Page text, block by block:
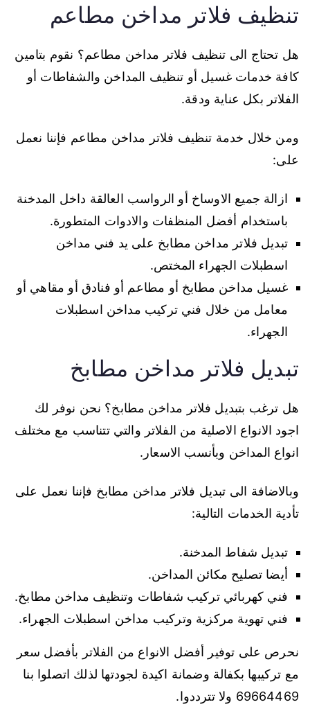
تنظيف فلاتر مداخن مطاعم
هل تحتاج الى تنظيف فلاتر مداخن مطاعم؟ نقوم بتامين
كافة خدمات غسيل أو تنظيف المداخن والشفاطات أو
الفلاتر بكل عناية ودقة.
ومن خلال خدمة تنظيف فلاتر مداخن مطاعم فإننا نعمل
على:
ازالة جميع الاوساخ أو الرواسب العالقة داخل المدخنة
باستخدام أفضل المنظفات والادوات المتطورة.
تبديل فلاتر مداخن مطابخ على يد فني مداخن
اسطبلات الجهراء المختص.
غسيل مداخن مطابخ أو مطاعم أو فنادق أو مقاهي أو
معامل من خلال فني تركيب مداخن اسطبلات
الجهراء.
تبديل فلاتر مداخن مطابخ
هل ترغب بتبديل فلاتر مداخن مطابخ؟ نحن نوفر لك
اجود الانواع الاصلية من الفلاتر والتي تتناسب مع مختلف
انواع المداخن وبأنسب الاسعار.
وبالاضافة الى تبديل فلاتر مداخن مطابخ فإننا نعمل على
تأدية الخدمات التالية:
تبديل شفاط المدخنة.
أيضا تصليح مكائن المداخن.
فني كهربائي تركيب شفاطات وتنظيف مداخن مطابخ.
فني تهوية مركزية وتركيب مداخن اسطبلات الجهراء.
نحرص على توفير أفضل الانواع من الفلاتر بأفضل سعر
مع تركيبها بكفالة وضمانة اكيدة لجودتها لذلك اتصلوا بنا
69664469 ولا تترددوا.